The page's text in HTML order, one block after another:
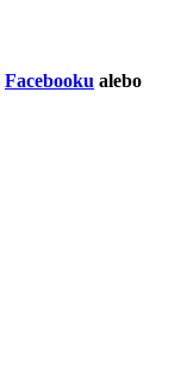
Facebooku alebo